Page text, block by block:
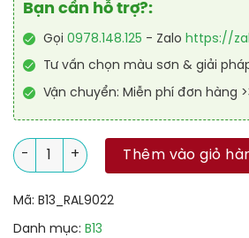
Bạn cần hỗ trợ?:
Gọi 0978.148.125 - Zalo https://
Tư vấn chọn màu sơn & giải
Vận chuyển: Miễn phí đơn hàng
Sơn sàn kháng hóa chất RAL
Thêm vào giỏ
Mã: B13_RAL9022
Danh mục: B13